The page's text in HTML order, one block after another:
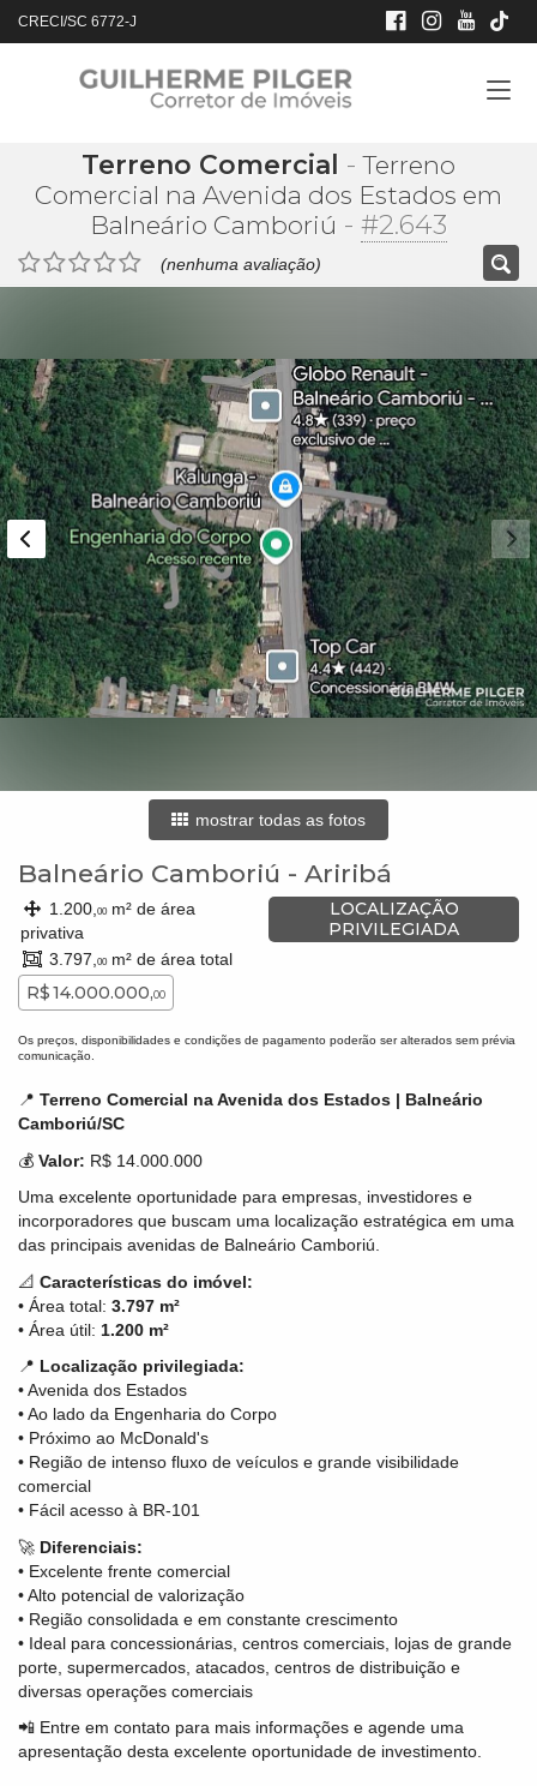
CRECI/SC 6772-J
Terreno Comercial -Terreno
Comercial na Avenida dos Estados em
Balneário Camboriú - #2.643
(nenhuma avaliação)
mostrar todas as fotos
Balneário Camboriú - Ariribá
LOCALIZAÇÃO
PRIVILEGIADA
1.200, 00m² de área
privativa
3.797, 00m² de área total
R$ 14.000.000,00
Os preços, disponibilidades e condições de pagamento poderão ser alterados sem prévia
comunicação.
📍 Terreno Comercial na Avenida dos Estados | Balneário
Camboriú/SC
💰 Valor: R$ 14.000.000
Uma excelente oportunidade para empresas, investidores e
incorporadores que buscam uma localização estratégica em uma
das principais avenidas de Balneário Camboriú.
📐 Características do imóvel:
• Área total: 3.797 m²
• Área útil: 1.200 m²
📍 Localização privilegiada:
• Avenida dos Estados
• Ao lado da Engenharia do Corpo
• Próximo ao McDonald's
• Região de intenso fluxo de veículos e grande visibilidade
comercial
• Fácil acesso à BR-101
🚀 Diferenciais:
• Excelente frente comercial
• Alto potencial de valorização
• Região consolidada e em constante crescimento
• Ideal para concessionárias, centros comerciais, lojas de grande
porte, supermercados, atacados, centros de distribuição e
diversas operações comerciais
📲 Entre em contato para mais informações e agende uma
apresentação desta excelente oportunidade de investimento.